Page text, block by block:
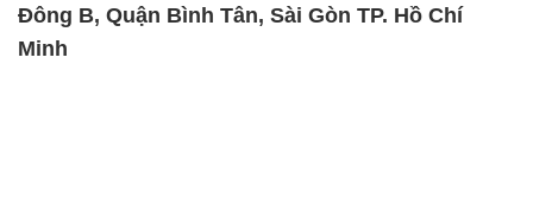
Đông B, Quận Bình Tân, Sài Gòn TP. Hồ Chí
Minh